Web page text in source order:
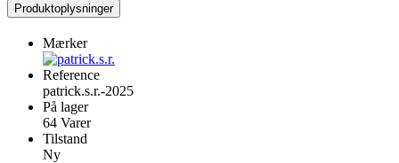
Produktoplysninger
Mærker
Reference
patrick.s.r.-2025
På lager
64 Varer
Tilstand
Ny